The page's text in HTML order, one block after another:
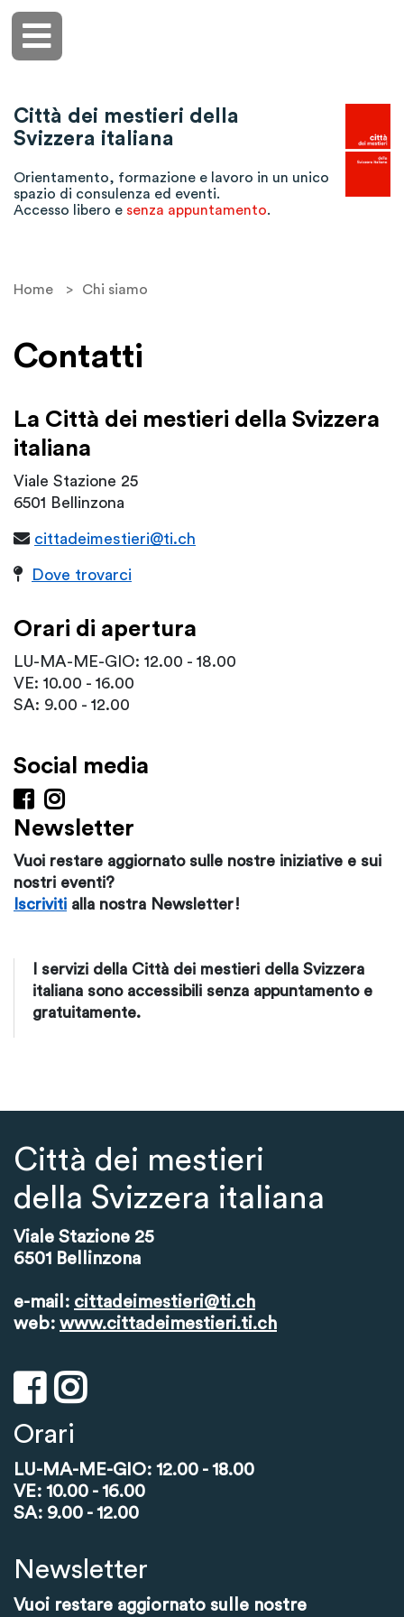
Città dei mestieri della
Svizzera italiana
Orientamento, formazione e lavoro in un unico
spazio di consulenza ed eventi.
Accesso libero e senza appuntamento.
Home > Chi siamo
Contatti
La Città dei mestieri della Svizzera
italiana
Viale Stazione 25
6501 Bellinzona
cittadeimestieri@ti.ch
Dove trovarci
Orari di apertura
LU-MA-ME-GIO: 12.00 - 18.00
VE: 10.00 - 16.00
SA: 9.00 - 12.00
Social media
Newsletter
Vuoi restare aggiornato sulle nostre iniziative e sui
nostri eventi?
Iscriviti alla nostra Newsletter!
I servizi della Città dei mestieri della Svizzera
italiana sono accessibili senza appuntamento e
gratuitamente.
Città dei mestieri
della Svizzera italiana
Viale Stazione 25
6501 Bellinzona
e-mail: cittadeimestieri@ti.ch
web: www.cittadeimestieri.ti.ch
Orari
LU-MA-ME-GIO: 12.00 - 18.00
VE: 10.00 - 16.00
SA: 9.00 - 12.00
Newsletter
Vuoi restare aggiornato sulle nostre